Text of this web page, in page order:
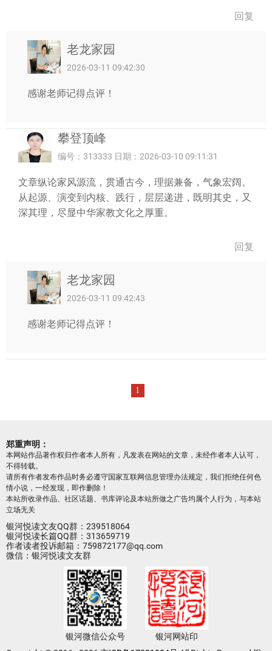
回复
老龙家园
2026-03-11 09:42:30
感谢老师记得点评！
攀登顶峰
编号：313333 日期：2026-03-10 09:11:31
文章纵论家风源流，贯通古今，理据兼备，气象宏阔。
从起源、演变到内核、践行，层层递进，既明其史，又
深其理，尽显中华家教文化之厚重。
回复
老龙家园
2026-03-11 09:42:43
感谢老师记得点评！
1
郑重声明：
本网站作品著作权归作者本人所有，凡发表在网站的文章，未经作者本人认可，
不得转载。
请所有作者发布作品时务必遵守国家互联网信息管理办法规定，我们拒绝任何色
情小说，一经发现，即作删除！
本站所收录作品、社区话题、书库评论及本站所做之广告均属个人行为，与本站
立场无关
银河悦读文友QQ群：239518064
银河悦读长篇QQ群：313659719
作者读者投诉邮箱：759872177@qq.com
微信：银河悦读文友群
银河微信公众号
银河网站印